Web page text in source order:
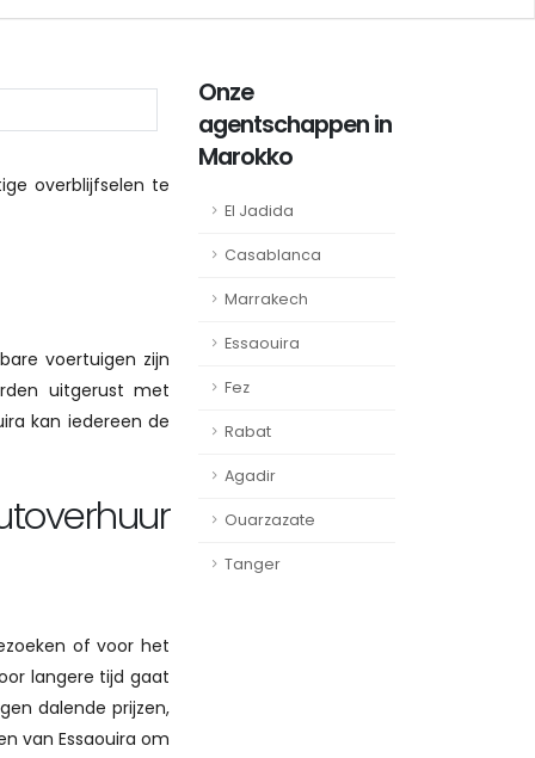
overblijfselen te
voertuigen zijn
uitgerust met
kan iedereen de
of voor het
langere tijd gaat
dalende prijzen,
van Essaouira om
Onze
agentschappen in
Marokko
El Jadida
Casablanca
Marrakech
Essaouira
Fez
Rabat
Agadir
Ouarzazate
Tanger